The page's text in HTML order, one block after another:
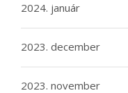
2024. január
2023. december
2023. november